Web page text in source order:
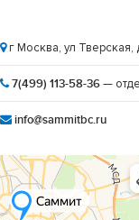
г Москва, ул Тверская,
7(499) 113-58-36—
info@sammitbc.ru